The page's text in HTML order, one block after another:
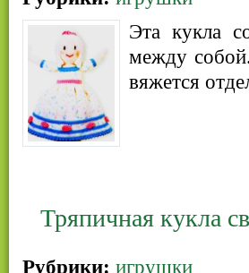
Эта кукла
между
вяжется
Тряпичная кукла
Рубрики: игрушки